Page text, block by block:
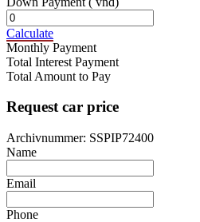
Calculate
Monthly Payment
Total Interest Payment
Total Amount to Pay
Request car price
Archivnummer: SSPIP72400
Name
Email
Phone